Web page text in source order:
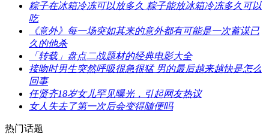
​粽子在冰箱冷冻可以放多久 粽子能放冰箱冷冻多久可以
吃
​《意外》每一场突如其来的意外都有可能是一次蓄谋已
久的他杀
​「转载」盘点二战题材的经典电影大全
​接吻时男生突然呼吸很急很猛 男的最后越来越快是怎么
回事
​任贤齐18岁女儿罕见曝光，引起网友热议
​女人失去了第一次后会变得随便吗
热门话题